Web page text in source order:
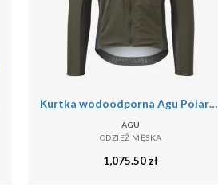
Kurtka wodoodporna Agu Polartec Alpha Performance
AGU
ODZIEŻ MĘSKA
1,075.50 zł